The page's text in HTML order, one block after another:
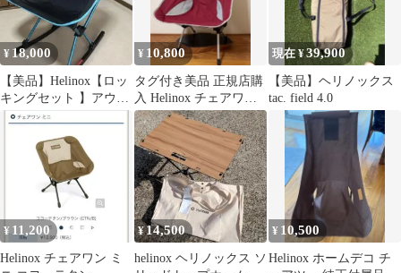
¥ 18,000
【美品】Helinox【ロッ
キングセット 】アウト
ドアチェア チェアワン
¥ 10,800
タグ付き美品 正規店購
入 Helinox チェアワン
ミニ ルバーブ エンジ
現在 ¥39,900
【美品】ヘリノックス
tac. field 4.0
¥ 11,200
Helinox チェアワン ミ
¥14,500
helinox ヘリノックス ソ
¥ 10,500
Helinox ホームデコ チ